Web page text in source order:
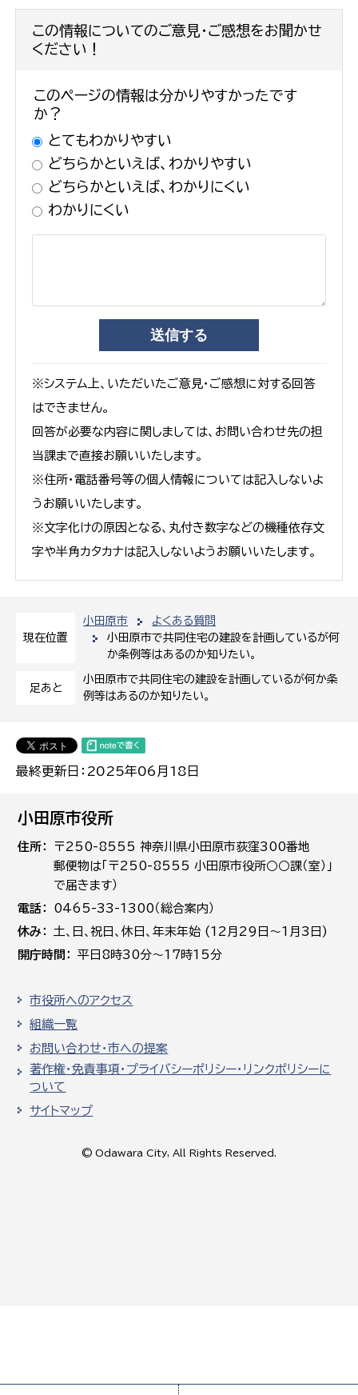
現在位置
小田原市
よくある質問
小田原市で共同住宅の建設を計画しているが何
か条例等はあるのか知りたい。
足あと
小田原市で共同住宅の建設を計画しているが何か条
例等はあるのか知りたい。
最終更新日：2025年06月18日
この情報についてのご意見・ご感想をお聞かせ
ください！
このページの情報は分かりやすかったです
か？
とてもわかりやすい
どちらかといえば、わかりやすい
どちらかといえば、わかりにくい
わかりにくい
※システム上、いただいたご意見・ご感想に対する回答
はできません。
回答が必要な内容に関しましては、お問い合わせ先の担
当課まで直接お願いいたします。
※住所・電話番号等の個人情報については記入しないよ
うお願いいたします。
※文字化けの原因となる、丸付き数字などの機種依存文
字や半角カタカナは記入しないようお願いいたします。
小田原市役所
住所
〒250-8555 神奈川県小田原市荻窪300番地
郵便物は「〒250-8555 小田原市役所○○課（室）」
で届きます）
電話
0465-33-1300（総合案内）
休み
土､日､祝日、休日、年末年始 (12月29日～1月3日)
開庁時間
平日8時30分～17時15分
市役所へのアクセス
組織一覧
お問い合わせ・市への提案
著作権・免責事項・プライバシーポリシー・リンクポリシーに
ついて
サイトマップ
© Odawara City, All Rights Reserved.